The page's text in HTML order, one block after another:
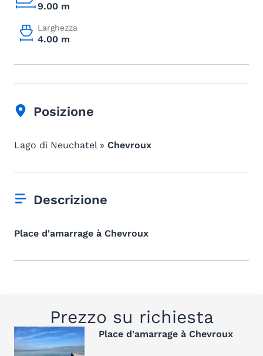
9.00 m
Larghezza
4.00 m
Posizione
Lago di Neuchatel » Chevroux
Descrizione
Place d'amarrage à Chevroux
Prezzo su richiesta
Place d'amarrage à Chevroux